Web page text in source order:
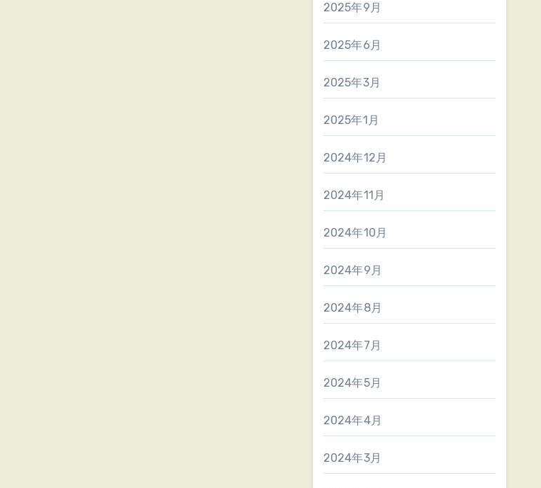
2025年9月
2025年6月
2025年3月
2025年1月
2024年12月
2024年11月
2024年10月
2024年9月
2024年8月
2024年7月
2024年5月
2024年4月
2024年3月